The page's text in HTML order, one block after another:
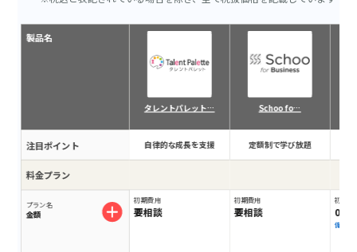
製品名
注目ポイント
料金プラン
プラン名
金額
タレントパレット…
自律的な成長を支援
初期費用
要相談
Schoo fo…
定額制で学び放題
初期費用
要相談
初期費
0円
備考